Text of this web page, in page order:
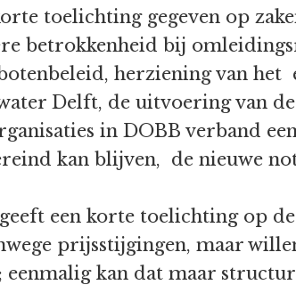
toelichting gegeven op
betrokkenheid bij
herziening van
Delft, de uitvoering van
in DOBB verband
kan blijven, de nieuwe
een korte toelichting op
prijsstijgingen, maar
eenmalig kan dat maar